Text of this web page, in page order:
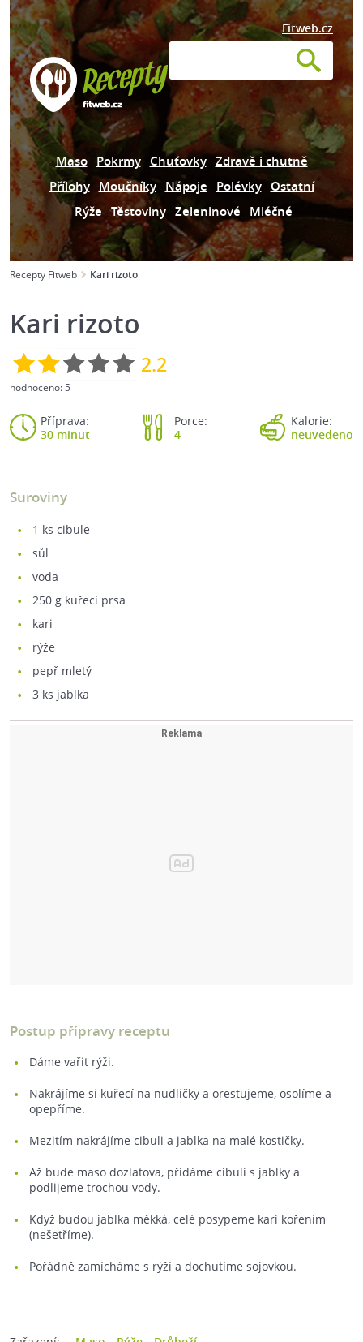
Fitweb.cz
Maso Pokrmy Chuťovky Zdravě i chutně
Přílohy Moučníky Nápoje Polévky Ostatní
Rýže Těstoviny Zeleninové Mléčné
Recepty Fitweb Kari rizoto
Kari rizoto
2.2
hodnoceno:5
Příprava:
30 minut
Porce:
4
Kalorie:
neuvedeno
Suroviny
1 ks cibule
sůl
voda
250 g kuřecí prsa
kari
rýže
pepř mletý
3 ks jablka
Postup přípravy receptu
Dáme vařit rýži.
Nakrájíme si kuřecí na nudličky a orestujeme, osolíme a
opepříme.
Mezitím nakrájíme cibuli a jablka na malé kostičky.
Až bude maso dozlatova, přidáme cibuli s jablky a
podlijeme trochou vody.
Když budou jablka měkká, celé posypeme kari kořením
(nešetříme).
Pořádně zamícháme s rýží a dochutíme sojovkou.